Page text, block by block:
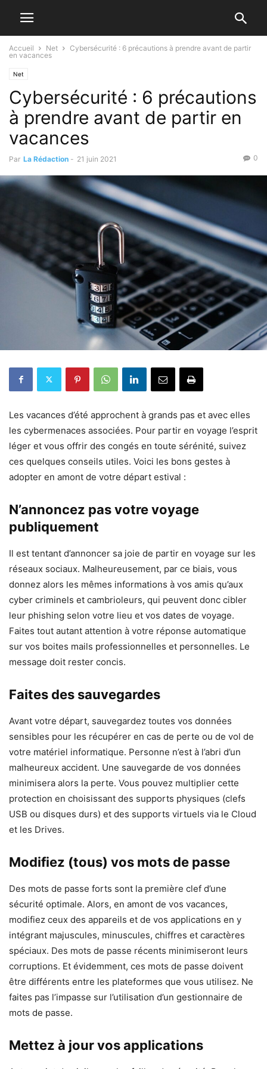
Accueil Net
Cybersécurité : 6 précautions à prendre avant de partir
en vacances
Net
Cybersécurité : 6 précautions
à prendre avant de partir en
vacances
Par La Rédaction - 21 juin 2021 0
Les vacances d’été approchent à grands pas et avec elles
les cybermenaces associées. Pour partir en voyage l’esprit
léger et vous offrir des congés en toute sérénité, suivez
ces quelques conseils utiles. Voici les bons gestes à
adopter en amont de votre départ estival :
N’annoncez pas votre voyage
publiquement
Il est tentant d’annoncer sa joie de partir en voyage sur les
réseaux sociaux. Malheureusement, par ce biais, vous
donnez alors les mêmes informations à vos amis qu’aux
cyber criminels et cambrioleurs, qui peuvent donc cibler
leur phishing selon votre lieu et vos dates de voyage.
Faites tout autant attention à votre réponse automatique
sur vos boites mails professionnelles et personnelles. Le
message doit rester concis.
Faites des sauvegardes
Avant votre départ, sauvegardez toutes vos données
sensibles pour les récupérer en cas de perte ou de vol de
votre matériel informatique. Personne n’est à l’abri d’un
malheureux accident. Une sauvegarde de vos données
minimisera alors la perte. Vous pouvez multiplier cette
protection en choisissant des supports physiques (clefs
USB ou disques durs) et des supports virtuels via le Cloud
et les Drives.
Modifiez (tous) vos mots de passe
Des mots de passe forts sont la première clef d’une
sécurité optimale. Alors, en amont de vos vacances,
modifiez ceux des appareils et de vos applications en y
intégrant majuscules, minuscules, chiffres et caractères
spéciaux. Des mots de passe récents minimiseront leurs
corruptions. Et évidemment, ces mots de passe doivent
être différents entre les plateformes que vous utilisez. Ne
faites pas l’impasse sur l’utilisation d’un gestionnaire de
mots de passe.
Mettez à jour vos applications